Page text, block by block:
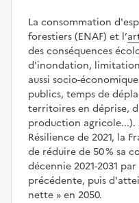
La consommation
forestiers (ENAF) et l’
des conséquences
d'inondation,
aussi socio-
publics, temps de
territoires en déprise,
production
Résilience de 2021, la
de réduire de 50 % sa
décennie 2021-2031
précédente, puis
nette
en 2050.